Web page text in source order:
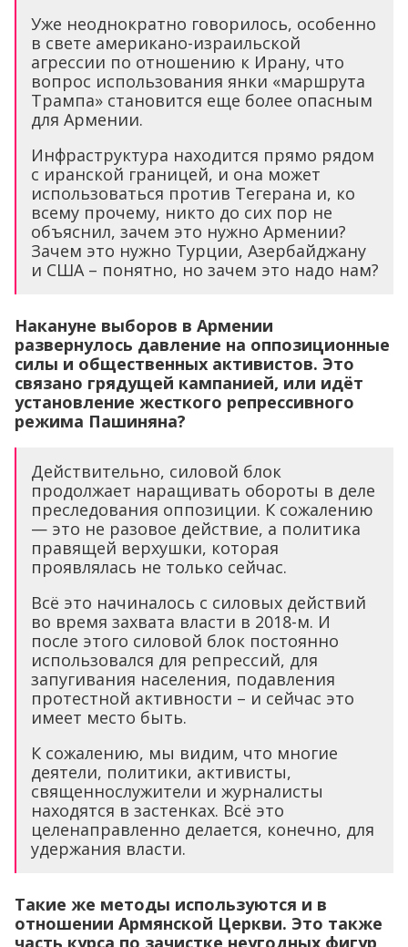
Уже неоднократно говорилось, особенно
в свете американо-израильской
агрессии по отношению к Ирану, что
вопрос использования янки «маршрута
Трампа» становится еще более опасным
для Армении.
Инфраструктура находится прямо рядом
с иранской границей, и она может
использоваться против Тегерана и, ко
всему прочему, никто до сих пор не
объяснил, зачем это нужно Армении?
Зачем это нужно Турции, Азербайджану
и США – понятно, но зачем это надо нам?
Накануне выборов в Армении
развернулось давление на оппозиционные
силы и общественных активистов. Это
связано грядущей кампанией, или идёт
установление жесткого репрессивного
режима Пашиняна?
Действительно, силовой блок
продолжает наращивать обороты в деле
преследования оппозиции. К сожалению
— это не разовое действие, а политика
правящей верхушки, которая
проявлялась не только сейчас.
Всё это начиналось с силовых действий
во время захвата власти в 2018-м. И
после этого силовой блок постоянно
использовался для репрессий, для
запугивания населения, подавления
протестной активности – и сейчас это
имеет место быть.
К сожалению, мы видим, что многие
деятели, политики, активисты,
священнослужители и журналисты
находятся в застенках. Всё это
целенаправленно делается, конечно, для
удержания власти.
Такие же методы используются и в
отношении Армянской Церкви. Это также
часть курса по зачистке неугодных фигур,